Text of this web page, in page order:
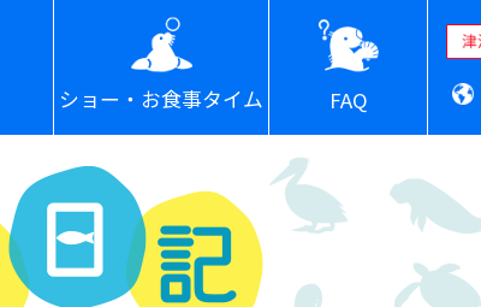
ショー・お食事タイム FAQ